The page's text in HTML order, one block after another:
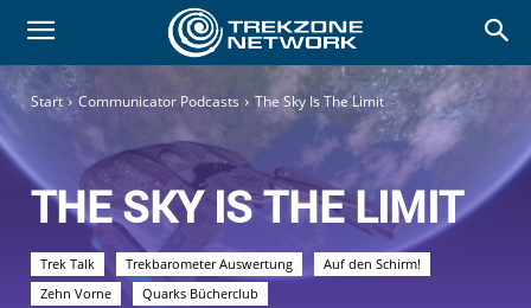
Start Communicator Podcasts The Sky Is The Limit
THE SKY IS THE LIMIT
Trek Talk Trekbarometer Auswertung
Auf den Schirm!
Zehn Vorne
Quarks Bücherclub